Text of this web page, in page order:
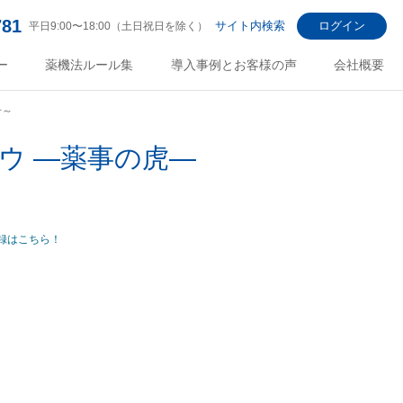
平日9:00〜18:00（土日祝日を除く） サイト内検索 ログイン
薬機法ルール集 導入事例とお客様の声 会社概要
ウ ―薬事の虎―
はこちら！